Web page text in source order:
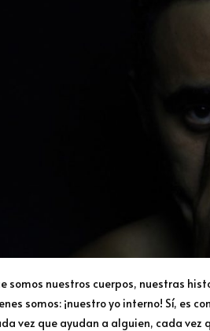
somos nuestros cuerpos, nuestras
somos: ¡nuestro yo interno! Sí, es
vez que ayudan a alguien, cada